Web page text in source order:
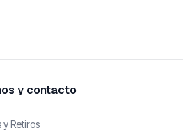
y contacto
y Retiros